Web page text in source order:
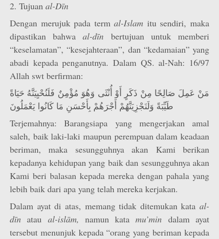
2. Tujuan al-Dīn
Dengan merujuk pada termal-Islam itu sendiri, maka
dipastikan bahwaal-dīn bertujuan untuk memberi
“keselamatan”, “kesejahteraan”, dan “kedamaian” yang
abadi kepada penganutnya. Dalam QS. al-Nah: 16/97
Allah swt berfirman:
مَنْ عَمِلَ صَالِحًا مِنْ ذَكَرٍ أَوْ أُنْثَى وَهُوَ مُؤْمِنٌ فَلَنُحْيِيَنَّهُ حَيَاةً
طَيِّبَةً وَلَنَجْزِيَنَّهُمْ أَجْرَهُمْ بِأَحْسَنِ مَا كَانُوا يَعْمَلُونَ
Terjemahnya: Barangsiapa yang mengerjakan amal
saleh, baik laki-laki maupun perempuan dalam keadaan
beriman, maka sesungguhnya akan Kami berikan
kepadanya kehidupan yang baik dan sesungguhnya akan
Kami beri balasan kepada mereka dengan pahala yang
lebih baik dari apa yang telah mereka kerjakan.
Dalam ayat di atas, memang tidak ditemukan kata al-
dīnatau al-islām, namun katamu’min dalam ayat
tersebut menunjuk kepada “orang yang beriman kepada